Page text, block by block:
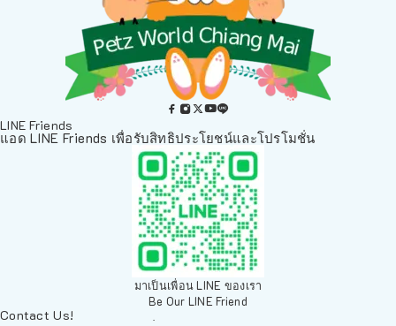
LINE Friends
แอด LINE Friends เพื่อรับสิทธิประโยชน์และโปรโมชั่น
มาเป็นเพื่อน LINE ของเรา
Be Our LINE Friend
Contact Us!